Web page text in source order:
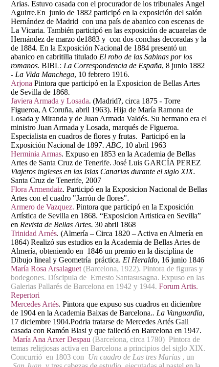
Arias. Estuvo casada con el procurador de los tribunales Ángel
Aguirre.En junio de 1882 participó en la exposición del salón
Hernández de Madrid con una país de abanico con escenas de
La Vicaria. También participó en las exposición de acuarelas de
Hernández de marzo de1883 y con dos conchas decoradas y la
de 1884. En la Exposición Nacional de 1884 presentó un
abanico en cabritilla titulado El robo de las Sabinas por los
romanos. BIBL: La Correspondencia de España, 8 junio 1882
- La Vida Manchega, 10 febrero 1916.
Arjona Pintora que participó en la Exposicion de Bellas Artes
de Sevilla de 1868.
Javiera Armada y Losada. (Madrid?, circa 1875 - Torre
Figueroa, A Coruña, abril 1963). Hija de María Ramona de
Losada y Miranda y de Juan Armada Valdés. Su hermano era el
ministro Juan Armada y Losada, marqués de Figueroa.
Especialista en cuadros de flores y frutas. Participó en la
Exposición Nacional de 1897. ABC, 10 abril 1963
Herminia Armas. Expuso en 1853 en la Academia de Bellas
Artes de Santa Cruz de Tenerife. José Luis GARCÍA PEREZ
Viajeros ingleses en las Islas Canarias durante el siglo XIX.
Santa Cruz de Tenerife, 2007
Flora Armendaiz. Participó en la Exposicion Nacional de Bellas
Artes con el cuadro "Jarrón de flores".
Armero de Vazquez. Pintora que participó en la Exposición
Artística de Sevilla en 1868. “Exposicion Artistica en Sevilla”
en Revista de Bellas Artes. 30 abril 1868
Trinidad Arnés. (Almería – Circa 1820 – Activa en Almería en
1864) Realizó sus estudios en la Academia de Bellas Artes de
Almería, obteniendo en 1846 un premio en la disciplina de
Dibujo lineal y Geometría práctica. El Heraldo, 16 junio 1846
María Rosa Arsalaguet(Barcelona, 1922). Pintora de figuras y
bodegones. Díscipula de Ernesto Santasusagna. Expuso en las
Galerias Pallarés de Barcelona en 1942 y 1944. Forum Artis.
Repertori
Mercedes Artés.Pintora que expuso sus cuadros en diciembre
de 1904 en la Academia Baixas de Barcelona.. La Vanguardia,
17 diciembre 1904.Podria tratarse de Mercedes Artés Gall
casada con Ramón Blasi y que falleció en Barcelona en 1947.
María Ana Arxer Despau (Barcelona, circa 1780) Pintora de
temas religiosas activa en Barcelona a principios del siglo XIX.
Concurrió en 1803 con Un cuadro de Las tres Marías , un